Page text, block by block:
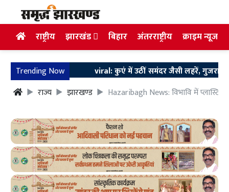
राष्ट्रीय झारखंड बिहार अंतरराष्ट्रीय क्राइम न्यूज
Trending Now
viral: कुएं में उठीं समंदर जैसी लहरें, गुजरात के मोरबी
राज्य
झारखण्ड Hazaribagh News: विभावि में